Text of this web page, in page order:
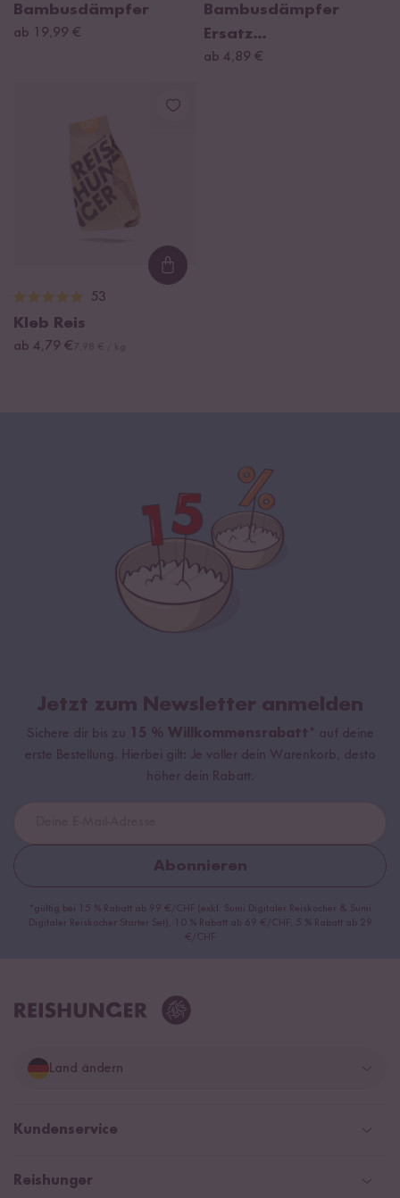
Bambusdämpfer
ab 19,99 €
Bambusdämpfer
Ersatz
Baumwolltücher
ab 4,89 €
Loading...
53
Kleb Reis
ab 4,79 €
Jetzt zum Newsletter anmelden
Sichere dir bis zu 15 % Willkommensrabatt* auf deine
erste Bestellung. Hierbei gilt: Je voller dein Warenkorb, desto
höher dein Rabatt.
Abonnieren
*gültig bei 15 % Rabatt ab 99 €/CHF (exkl. Sumi Digitaler Reiskocher & Sumi
Digitaler Reiskocher Starter Set), 10 % Rabatt ab 69 €/CHF, 5 % Rabatt ab 29
€/CHF
Land ändern
Deutschland
Kundenservice
Help Center & FAQ
Reishunger